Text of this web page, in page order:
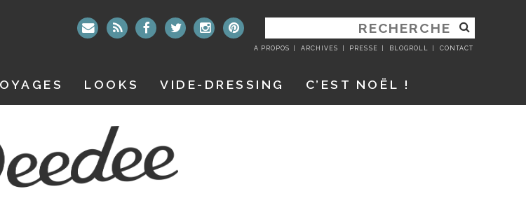
RECHERCHER
:
A PROPOS ARCHIVES PRESSE BLOGROLL CONTACT
LOOKS VIDE-DRESSING C’EST NOËL !